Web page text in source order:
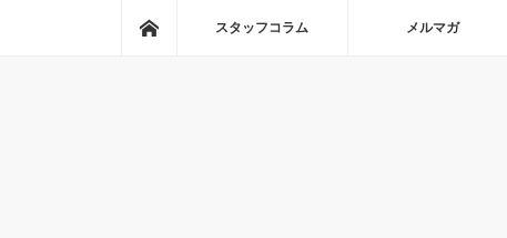
ホームスタッフコラム メルマガ